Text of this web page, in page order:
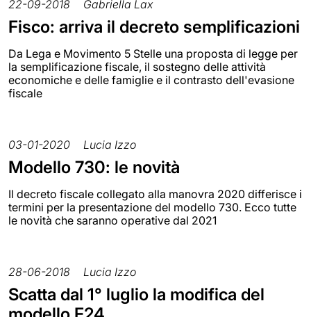
22-09-2018 Gabriella Lax
Fisco: arriva il decreto semplificazioni
Da Lega e Movimento 5 Stelle una proposta di legge per
la semplificazione fiscale, il sostegno delle attività
economiche e delle famiglie e il contrasto dell'evasione
fiscale
03-01-2020 Lucia Izzo
Modello 730: le novità
Il decreto fiscale collegato alla manovra 2020 differisce i
termini per la presentazione del modello 730. Ecco tutte
le novità che saranno operative dal 2021
28-06-2018 Lucia Izzo
Scatta dal 1° luglio la modifica del